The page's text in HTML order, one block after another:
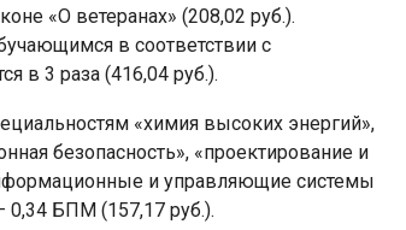
«О ветеранах» (208,02 руб.).
в соответствии с
в 3 раза (416,04 руб.).
«химия высоких энергий»,
безопасность», «проектирование и
и управляющие системы
0,34 БПМ (157,17 руб.).